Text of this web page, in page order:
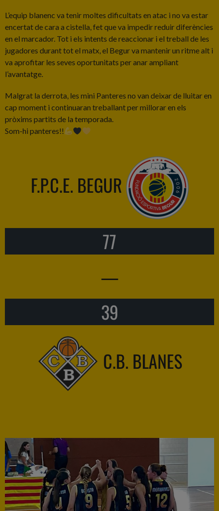
L’equip blanenc va tenir moltes dificultats en atac i no va estar
encertat de cara a cistella, fet que va impedir reduir diferències
en el marcador. Tot i els intents de reaccionar i el treball de les
jugadores durant tot el matx, el Begur va mantenir un ritme alt i
va aprofitar les seves oportunitats per anar ampliant
l’avantatge.
Malgrat la derrota, les mini Panteres no van deixar de lluitar en
cap moment i continuaran treballant per millorar en els
pròxims partits de la temporada.
Som-hi panteres!!
F.P.C.E. BEGUR
77
—
39
C.B. BLANES